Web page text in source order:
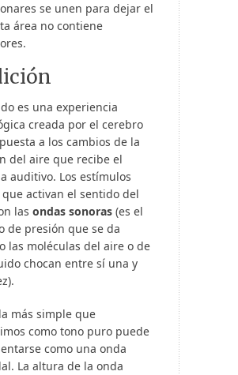
se unen para dejar el
área no contiene
es una experiencia
creada por el cerebro
a los cambios de la
del aire que recibe el
auditivo. Los estímulos
activan el sentido del
las ondas sonoras (es el
de presión que se da
las moléculas del aire o de
chocan entre sí una y
más simple que
como tono puro puede
como una onda
La altura de la onda